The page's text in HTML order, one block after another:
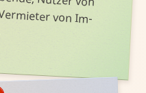
Photo­voltaik­anlagen, Ver­mieter von Im­